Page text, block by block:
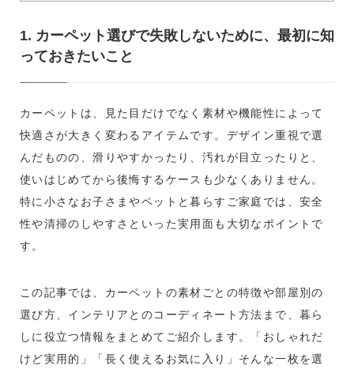
1. カーペット選びで失敗しないために、最初に知
っておきたいこと
カーペットは、見た目だけでなく素材や機能性によって
快適さが大きく変わるアイテムです。デザイン重視で選
んだものの、滑りやすかったり、汚れが目立ったりと、
使いはじめてから後悔するケースも少なくありません。
特に小さなお子さまやペットと暮らすご家庭では、安全
性や清掃のしやすさといった実用面も大切なポイントで
す。
この記事では、カーペットの素材ごとの特徴や部屋別の
選び方、インテリアとのコーディネート方法まで、暮ら
しに役立つ情報をまとめてご紹介します。「おしゃれだ
けど実用的」「長く使えるお気に入り」そんな一枚を選